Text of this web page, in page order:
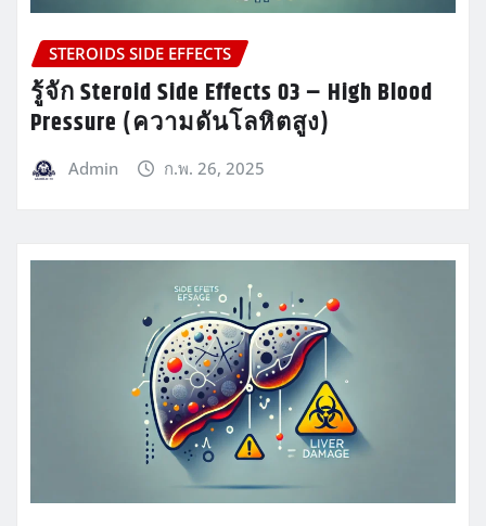
STEROIDS SIDE EFFECTS
รู้จัก Steroid Side Effects 03 – High Blood
Pressure (ความดันโลหิตสูง)
Admin ก.พ. 26, 2025